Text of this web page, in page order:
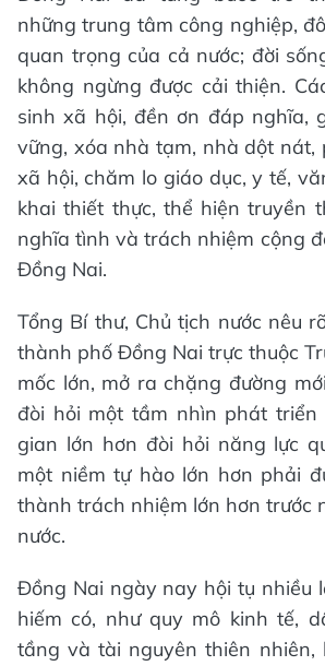
những trung tâm công nghiệp,
quan trọng của cả nước; đời
không ngừng được cải thiện.
sinh xã hội, đền ơn đáp nghĩa,
vững, xóa nhà tạm, nhà dột nát,
xã hội, chăm lo giáo dục, y tế,
khai thiết thực, thể hiện truyền
nghĩa tình và trách nhiệm cộng
Đồng Nai.
Tổng Bí thư, Chủ tịch nước nêu
thành phố Đồng Nai trực thuộc
mốc lớn, mở ra chặng đường
đòi hỏi một tầm nhìn phát triển
gian lớn hơn đòi hỏi năng lực
một niềm tự hào lớn hơn phải
thành trách nhiệm lớn hơn trước
nước.
Đồng Nai ngày nay hội tụ nhiều
hiếm có, như quy mô kinh tế,
tầng và tài nguyên thiên nhiên,